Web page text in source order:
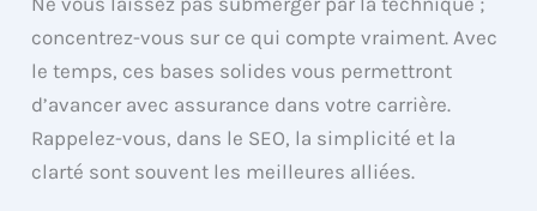
concentrez-vous sur ce qui compte vraiment. Avec
le temps, ces bases solides vous permettront
d’avancer avec assurance dans votre carrière.
Rappelez-vous, dans le SEO, la simplicité et la
clarté sont souvent les meilleures alliées.